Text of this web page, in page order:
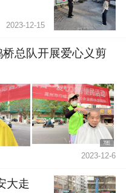
2023-12-15
总队开展爱心义剪
7图
2023-12-6
大走